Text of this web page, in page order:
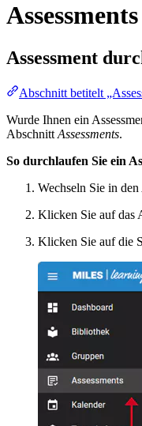
Assessment
Abschnitt betitelt
Wurde Ihnen ein
Abschnitt Assessments.
So durchlaufen Sie ein
Wechseln Sie in
Klicken Sie auf das
Klicken Sie auf die